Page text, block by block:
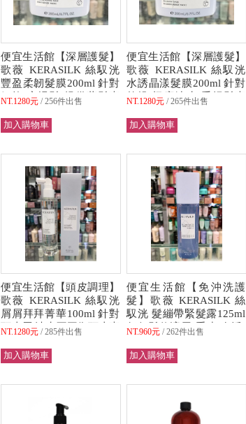
便宜生活館【深層護髮】
歌薇 KERASILK 絲馭洸
豐盈柔韌髮膜200ml 針對
細軟/扁塌髮/提供蓬鬆專
NT.1280元 256件出售
便宜生活館【深層護髮】
歌薇 KERASILK 絲馭洸
水誘晶漾髮膜200ml 針對
乾燥/極度缺水/受損髮專
NT.1280元 265件出售
便宜生活館【頭皮調理】
歌薇 KERASILK 絲馭洸
屑屑拜拜菁華100ml 針對
頭皮屑/油水不平衡頭皮專
NT.1280元 285件出售
便宜生活館【免沖洗護
髮】歌薇 KERASILK 絲
馭洸 髮繃帶緊髮露125ml
任何髮值適用(重建/喚活)
NT.960元 262件出售